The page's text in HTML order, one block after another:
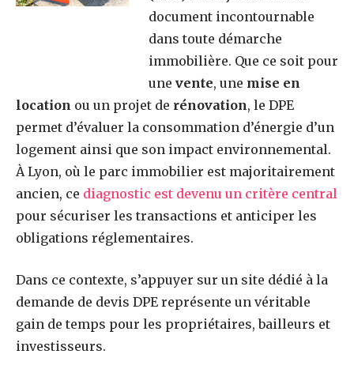
document incontournable
dans toute démarche
immobilière. Que ce soit pour
une vente, une mise en
location ou un projet de rénovation, le DPE
permet d’évaluer la consommation d’énergie d’un
logement ainsi que son impact environnemental.
À Lyon, où le parc immobilier est majoritairement
ancien, ce diagnostic est devenu un critère central
pour sécuriser les transactions et anticiper les
obligations réglementaires.
Dans ce contexte, s’appuyer sur un site dédié à la
demande de devis DPE représente un véritable
gain de temps pour les propriétaires, bailleurs et
investisseurs.